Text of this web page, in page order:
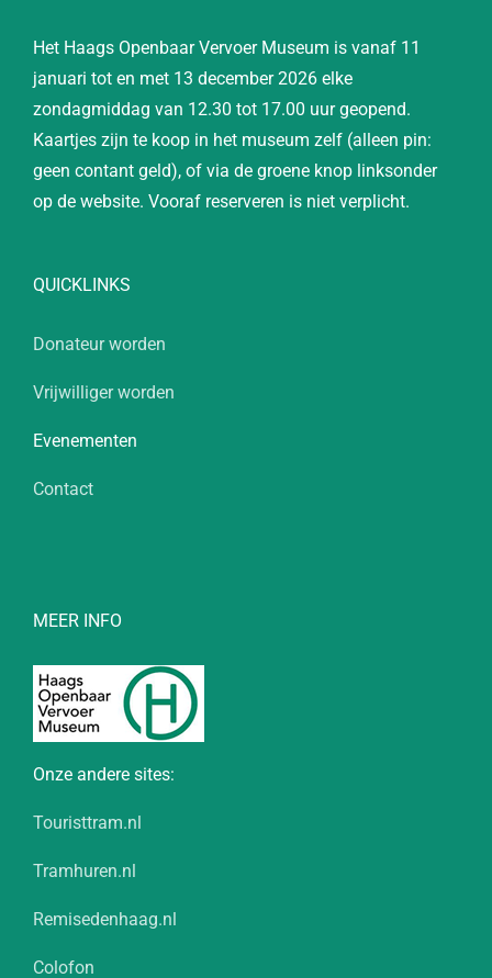
Het Haags Openbaar Vervoer Museum is vanaf 11
januari tot en met 13 december 2026 elke
zondagmiddag van 12.30 tot 17.00 uur geopend.
Kaartjes zijn te koop in het museum zelf (alleen pin:
geen contant geld), of via de groene knop linksonder
op de website. Vooraf reserveren is niet verplicht.
QUICKLINKS
Donateur worden
Vrijwilliger worden
Evenementen
Contact
MEER INFO
Onze andere sites:
Touristtram.nl
Tramhuren.nl
Remisedenhaag.nl
Colofon